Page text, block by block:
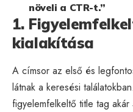
növeli a CTR-t.”
1.
kialakítása
A címsor az első és
látnak a keresési
figyelemfelkeltő title tag